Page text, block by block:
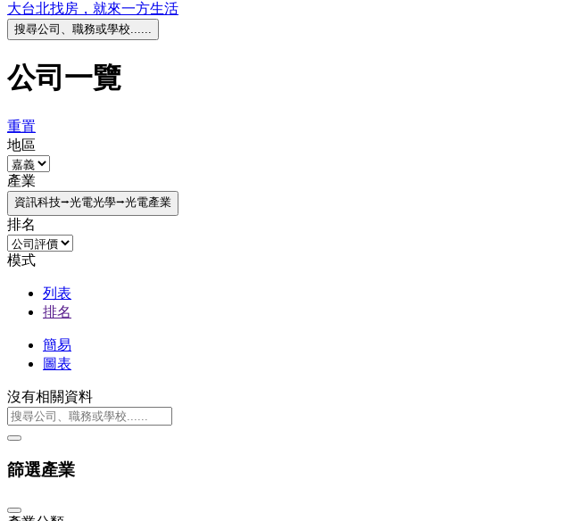
大台北找房，就來一方生活
搜尋公司、職務或學校......
公司一覽
重置
地區
產業
資訊科技⭢光電光學⭢光電產業
排名
模式
列表
排名
簡易
圖表
沒有相關資料
篩選產業